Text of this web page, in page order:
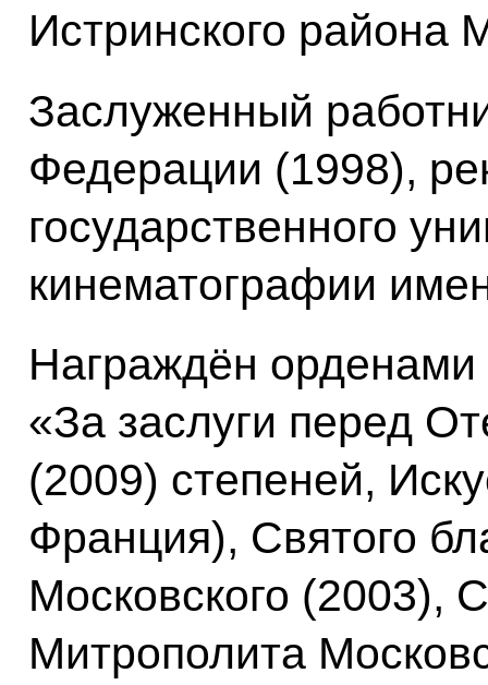
Истринского района
Заслуженный
Федерации (1998),
государственного
кинематографии
Награждён
«За заслуги перед
(2009) степеней,
Франция), Святого
Московского (2003),
Митрополита